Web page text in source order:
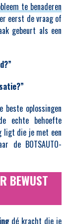
te benaderen
eerst de vraag of
gebeurt als een
beste oplossingen
echte behoefte
ligt die je met een
de BOTSAUTO-
BEWUST
dé kracht die je